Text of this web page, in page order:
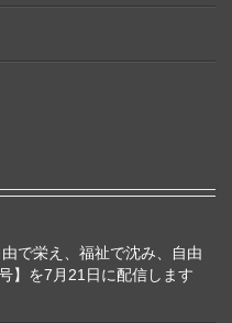
で栄え、福祉で沈み、自由
】を7月21日に配信します